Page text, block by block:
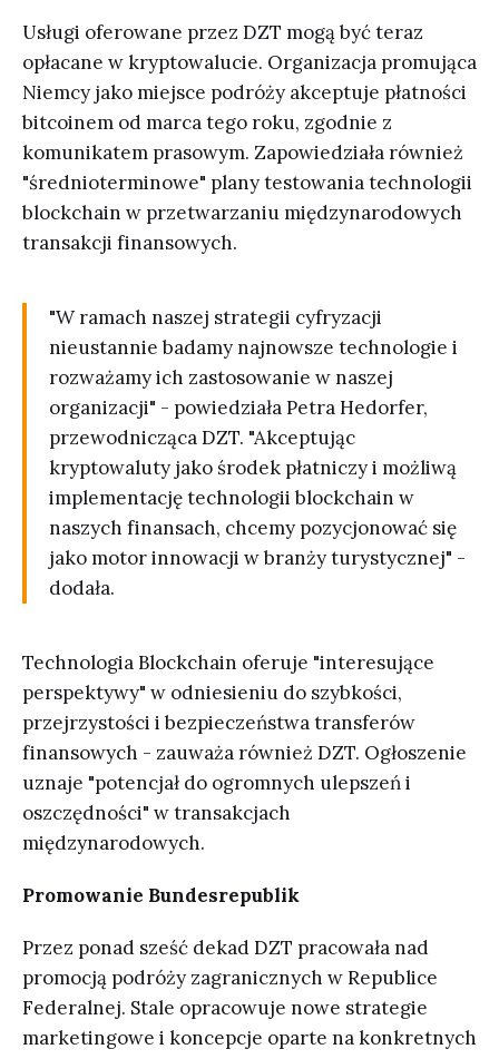
Usługi oferowane przez DZT mogą być teraz
opłacane w kryptowalucie. Organizacja promująca
Niemcy jako miejsce podróży akceptuje płatności
bitcoinem od marca tego roku, zgodnie z
komunikatem prasowym. Zapowiedziała również
"średnioterminowe" plany testowania technologii
blockchain w przetwarzaniu międzynarodowych
transakcji finansowych.
"W ramach naszej strategii cyfryzacji
nieustannie badamy najnowsze technologie i
rozważamy ich zastosowanie w naszej
organizacji" - powiedziała Petra Hedorfer,
przewodnicząca DZT. "Akceptując
kryptowaluty jako środek płatniczy i możliwą
implementację technologii blockchain w
naszych finansach, chcemy pozycjonować się
jako motor innowacji w branży turystycznej" -
dodała.
Technologia Blockchain oferuje "interesujące
perspektywy" w odniesieniu do szybkości,
przejrzystości i bezpieczeństwa transferów
finansowych - zauważa również DZT. Ogłoszenie
uznaje "potencjał do ogromnych ulepszeń i
oszczędności" w transakcjach
międzynarodowych.
Promowanie Bundesrepublik
Przez ponad sześć dekad DZT pracowała nad
promocją podróży zagranicznych w Republice
Federalnej. Stale opracowuje nowe strategie
marketingowe i koncepcje oparte na konkretnych